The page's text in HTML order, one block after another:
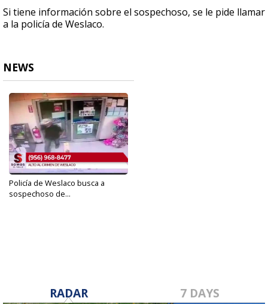
Si tiene información sobre el sospechoso, se le pide llamar
a la policía de Weslaco.
NEWS
Policía de Weslaco busca a
sospechoso de...
RADAR 7 DAYS